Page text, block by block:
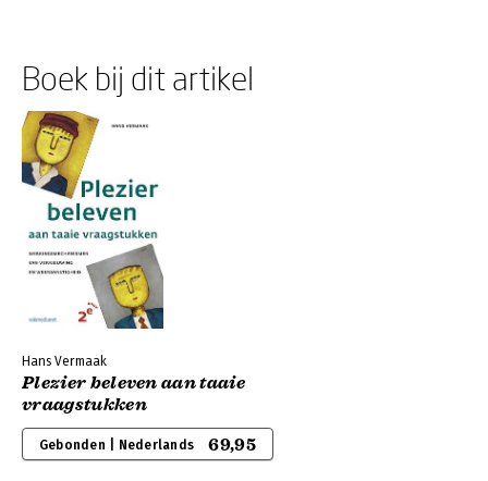
Boek bij dit artikel
Hans Vermaak
Plezier beleven aan taaie
vraagstukken
Gebonden | Nederlands 69,95